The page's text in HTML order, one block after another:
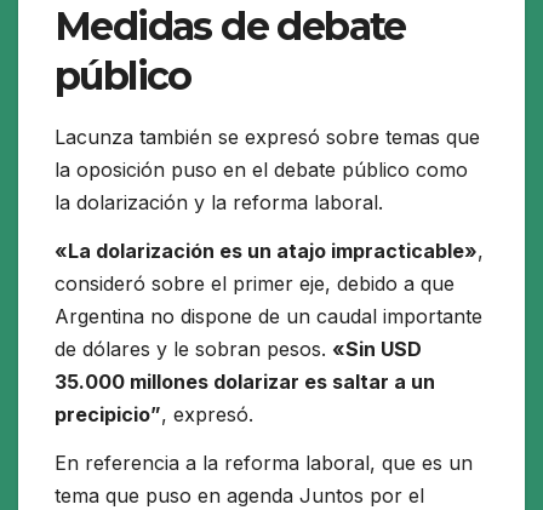
Medidas de debate
público
Lacunza también se expresó sobre temas que
la oposición puso en el debate público como
la dolarización y la reforma laboral.
«La dolarización es un atajo impracticable»,
consideró sobre el primer eje, debido a que
Argentina no dispone de un caudal importante
de dólares y le sobran pesos. «Sin USD
35.000 millones dolarizar es saltar a un
precipicio”, expresó.
En referencia a la reforma laboral, que es un
tema que puso en agenda Juntos por el